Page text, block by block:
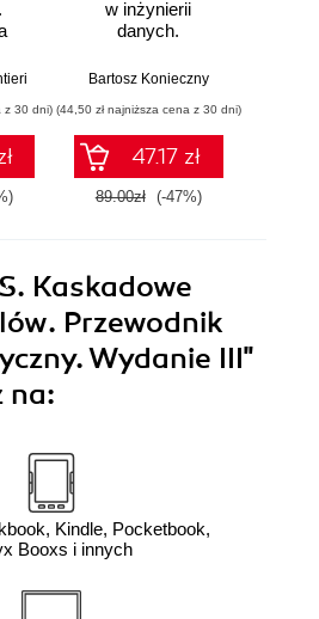
z 30 dni)
w inżynierii
danych.
rozwiązania i dobre
Bartosz Konieczny
(44,50 zł najniższa cena z 30 dni)
47.17 zł
89.00zł (-47%)
Kaskadowe
Przewodnik
Wydanie III"
na:
Kindle, Pocketbook,
Booxs i innych